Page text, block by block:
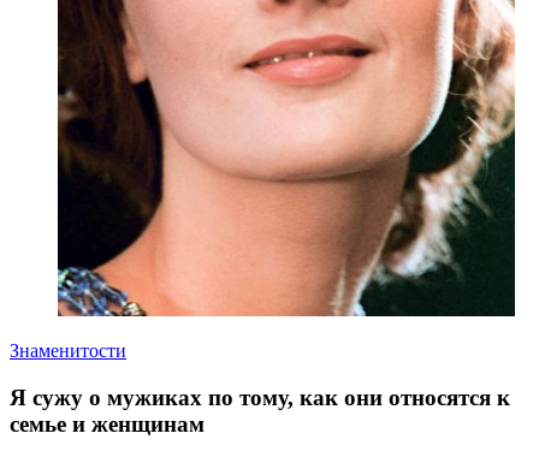
Знаменитости
Я сужу о мужиках по тому, как они относятся к
семье и женщинам